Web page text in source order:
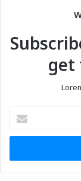
get
your
Email